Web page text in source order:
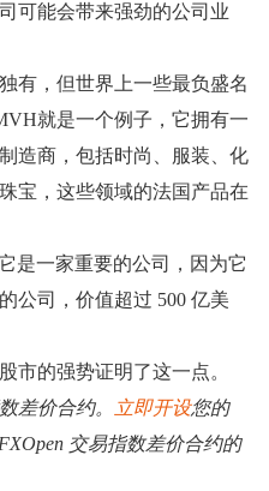
可能会带来强劲的公司业
有，但世界上一些最负盛名
就是一个例子，它拥有一
造商，包括时尚、服装、化
宝，这些领域的法国产品在
是一家重要的公司，因为它
公司，价值超过 500 亿美
市的强势证明了这一点。
差价合约。
立即开设您的
交易指数差价合约的